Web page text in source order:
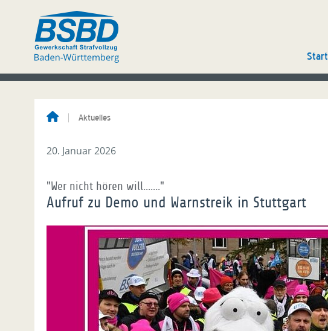
Start
Aktuelles
20. Januar 2026
"Wer nicht hören will......."
Aufruf zu Demo und Warnstreik in Stuttgart